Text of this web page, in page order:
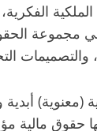
مجموعة
والتصميمات
مالية